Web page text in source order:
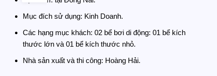
Mục đích sử dụng: Kinh Doanh.
Các hạng mục khách: 02 bể bơi di động: 01 bể kích
thước lớn và 01 bể kích thước nhỏ.
Nhà sản xuất và thi công: Hoàng Hải.